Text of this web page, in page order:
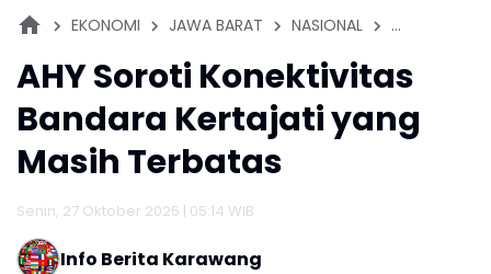
EKONOMI JAWA BARAT NASIONAL
AHY Soroti Konektivitas
Bandara Kertajati yang
Masih Terbatas
Senin, 27 Oktober 2025 | 05:14 WIB
Info Berita Karawang